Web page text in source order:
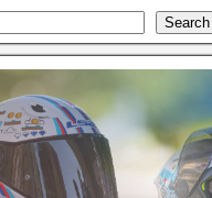
Search